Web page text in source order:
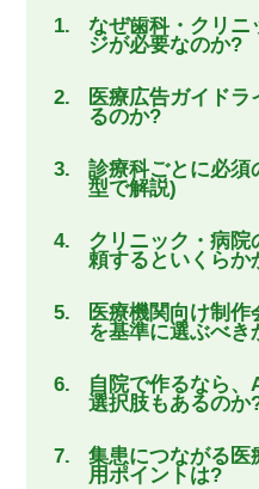
なぜ歯科・クリニ
ジが必要なのか?
医療広告ガイド
るのか?
診療科ごとに必須
型で解説)
クリニック・病院
頼するといくらか
医療機関向け制
を基準に選ぶべき
自院で作るなら、
選択肢もあるのか
集患につながる医
用ポイントは?